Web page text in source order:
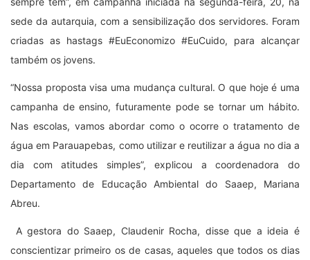
sede da autarquia, com a sensibilização dos servidores. Foram
criadas as hastags #EuEconomizo #EuCuido, para alcançar
também os jovens.
“Nossa proposta visa uma mudança cultural. O que hoje é uma
campanha de ensino, futuramente pode se tornar um hábito.
Nas escolas, vamos abordar como o ocorre o tratamento de
água em Parauapebas, como utilizar e reutilizar a água no dia a
dia com atitudes simples”, explicou a coordenadora do
Departamento de Educação Ambiental do Saaep, Mariana
Abreu.
A gestora do Saaep, Claudenir Rocha, disse que a ideia é
conscientizar primeiro os de casas, aqueles que todos os dias